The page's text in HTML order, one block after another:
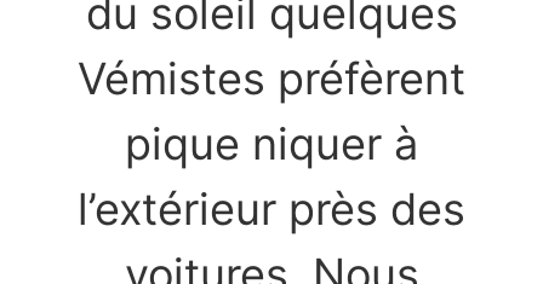
du soleil quelques
Vémistes préfèrent
pique niquer à
l’extérieur près des